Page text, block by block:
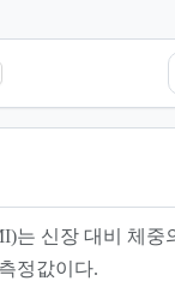
는 신장 대비 체중
정값이다.